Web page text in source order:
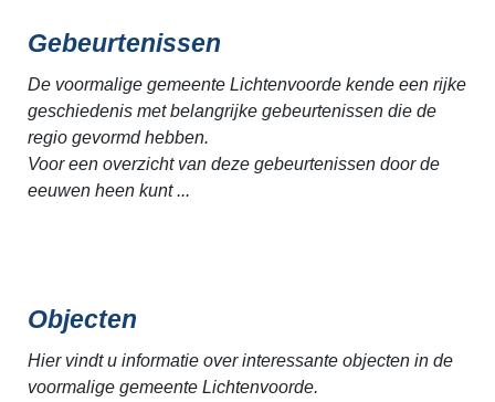
Gebeurtenissen
De voormalige gemeente Lichtenvoorde kende een rijke
geschiedenis met belangrijke gebeurtenissen die de
regio gevormd hebben.
Voor een overzicht van deze gebeurtenissen door de
eeuwen heen kunt ...
Objecten
Hier vindt u informatie over interessante objecten in de
voormalige gemeente Lichtenvoorde.